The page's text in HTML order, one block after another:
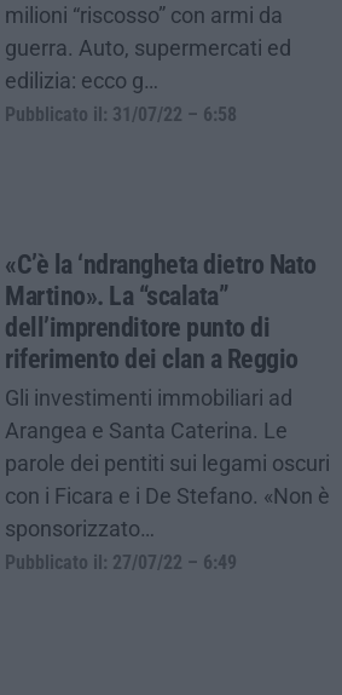
milioni “riscosso” con armi da
guerra. Auto, supermercati ed
edilizia: ecco g…
Pubblicato il: 31/07/22 – 6:58
«C’è la ‘ndrangheta dietro Nato
Martino». La “scalata”
dell’imprenditore punto di
riferimento dei clan a Reggio
Gli investimenti immobiliari ad
Arangea e Santa Caterina. Le
parole dei pentiti sui legami oscuri
con i Ficara e i De Stefano. «Non è
sponsorizzato…
Pubblicato il: 27/07/22 – 6:49